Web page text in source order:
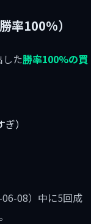
率100%）
た勝率100%の買
）
08）中に5回成